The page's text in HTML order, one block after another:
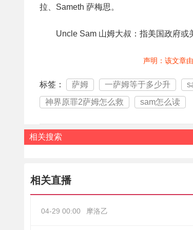
拉、Sameth 萨梅思。
Uncle Sam 山姆大叔：指美国政府或
声明：该文章
标签： 萨姆 一萨姆等于多少升
神界原罪2萨姆怎么救
sam怎么读
相关搜索
相关直播
04-29 00:00 摩洛乙